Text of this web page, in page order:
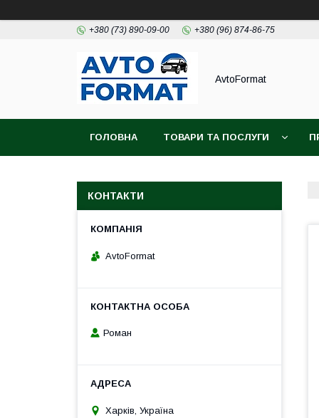
+380 (73) 890-09-00 +380 (96) 874-86-75
AvtoFormat
ГОЛОВНА ТОВАРИ ТА ПОСЛУГИ
КОНТАКТИ
AvtoFormat
Роман
Харків, Україна